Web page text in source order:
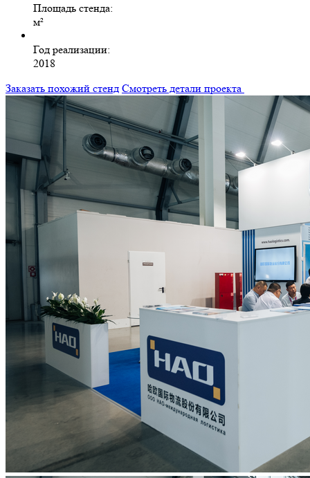
Площадь стенда:
м²
Год реализации:
2018
Заказать похожий стенд Смотреть детали проекта